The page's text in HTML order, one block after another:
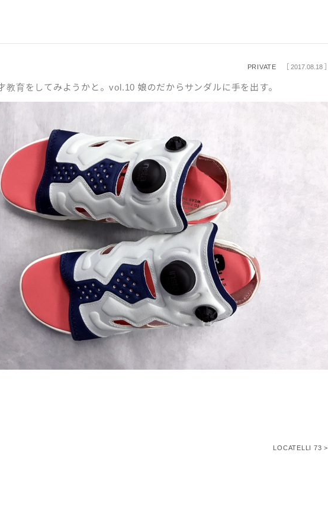
［ 2017.08.18 ］
PRIVATE
教育をしてみようかと。vol.10 娘のだからサンダルに手を出す。
LOCATELLI 73 >